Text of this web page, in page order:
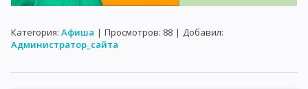
Категория: Афиша | Просмотров: 88 | Добавил:
Администратор_сайта